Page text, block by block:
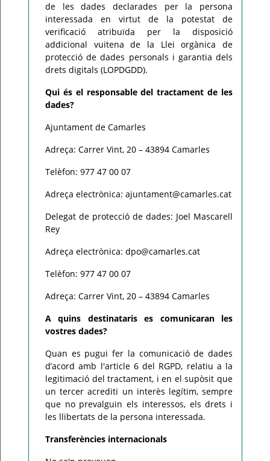
de les dades declarades per la persona
interessada en virtut de la potestat de
verificació atribuïda per la disposició
addicional vuitena de la Llei orgànica de
protecció de dades personals i garantia dels
drets digitals (LOPDGDD).
Qui és el responsable del tractament de les
dades?
Ajuntament de Camarles
Adreça: Carrer Vint, 20 – 43894 Camarles
Telèfon: 977 47 00 07
Adreça electrònica: ajuntament@camarles.cat
Delegat de protecció de dades: Joel Mascarell
Rey
Adreça electrònica: dpo@camarles.cat
Telèfon: 977 47 00 07
Adreça: Carrer Vint, 20 – 43894 Camarles
A quins destinataris es comunicaran les
vostres dades?
Quan es pugui fer la comunicació de dades
d’acord amb l'article 6 del RGPD, relatiu a la
legitimació del tractament, i en el supòsit que
un tercer acrediti un interès legítim, sempre
que no prevalguin els interessos, els drets i
les llibertats de la persona interessada.
Transferències internacionals